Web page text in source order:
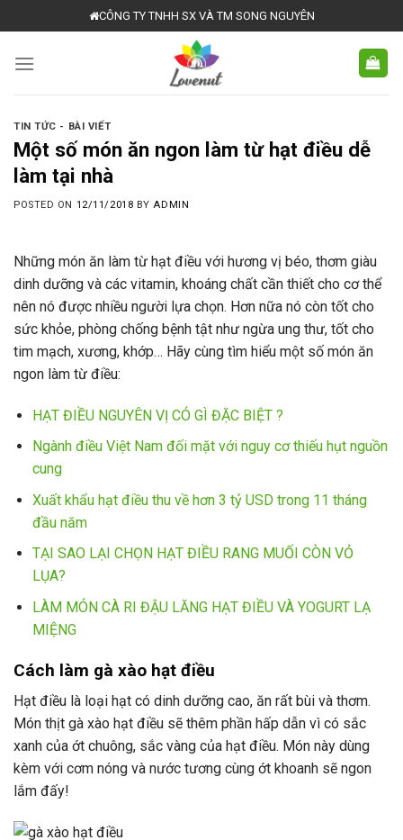
to
content
CÔNG TY TNHH SX VÀ TM SONG NGUYÊN
TIN TỨC - BÀI VIẾT
Một số món ăn ngon làm từ hạt điều dễ
làm tại nhà
POSTED ON 12/11/2018 BYADMIN
Những món ăn làm từ hạt điều với hương vị béo, thơm giàu
dinh dưỡng và các vitamin, khoáng chất cần thiết cho cơ thể
nên nó được nhiều người lựa chọn. Hơn nữa nó còn tốt cho
sức khỏe, phòng chống bệnh tật như ngừa ung thư, tốt cho
tim mạch, xương, khớp… Hãy cùng tìm hiểu một số món ăn
ngon làm từ điều:
HẠT ĐIỀU NGUYÊN VỊ CÓ GÌ ĐẶC BIỆT ?
Ngành điều Việt Nam đối mặt với nguy cơ thiếu hụt nguồn
cung
Xuất khẩu hạt điều thu về hơn 3 tỷ USD trong 11 tháng
đầu năm
TẠI SAO LẠI CHỌN HẠT ĐIỀU RANG MUỐI CÒN VỎ
LỤA?
LÀM MÓN CÀ RI ĐẬU LĂNG HẠT ĐIỀU VÀ YOGURT LẠ
MIỆNG
Cách làm gà xào hạt điều
Hạt điều là loại hạt có dinh dưỡng cao, ăn rất bùi và thơm.
Món thịt gà xào hạt điều sẽ thêm phần hấp dẫn vì có sắc
xanh của ớt chuông, sắc vàng của hạt điều. Món này dùng
kèm với cơm nóng và nước tương cùng ớt khoanh sẽ ngon
lắm đấy!